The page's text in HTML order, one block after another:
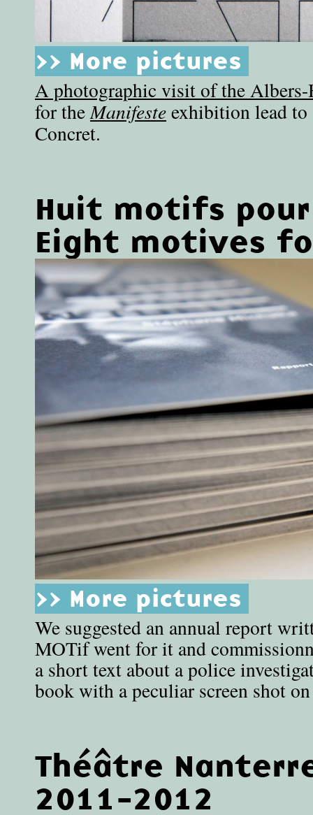
>> More pictures
A photographic visit of the
for theManifesteexhibition lead to
Concret.
Huit motifs
Eight motives
>> More pictures
We suggested an annual report
MOTif went for it and
a short text about a police
book with a peculiar screen shot
Théâtre
2011-2012